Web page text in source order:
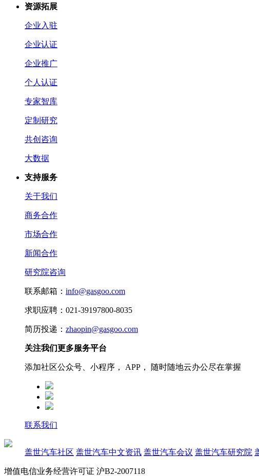
资源拓展
企业入驻
企业认证
企业推广
个人认证
专家智库
定制研究
共创咨询
大数据
支持服务
关于我们
商务合作
市场合作
新闻合作
研究院咨询
联系邮箱： info@gasgoo.com
求职应聘：021-39197800-8035
简历投递： zhaopin@gasgoo.com
关注我们更多服务平台
添加社区公众号、小程序， APP， 随时随地云办公尽在掌握
联系我们
盖世汽车社区 盖世汽车中文资讯 盖世汽车会议 盖世汽车研究院
增值电信业务经营许可证 沪B2-2007118